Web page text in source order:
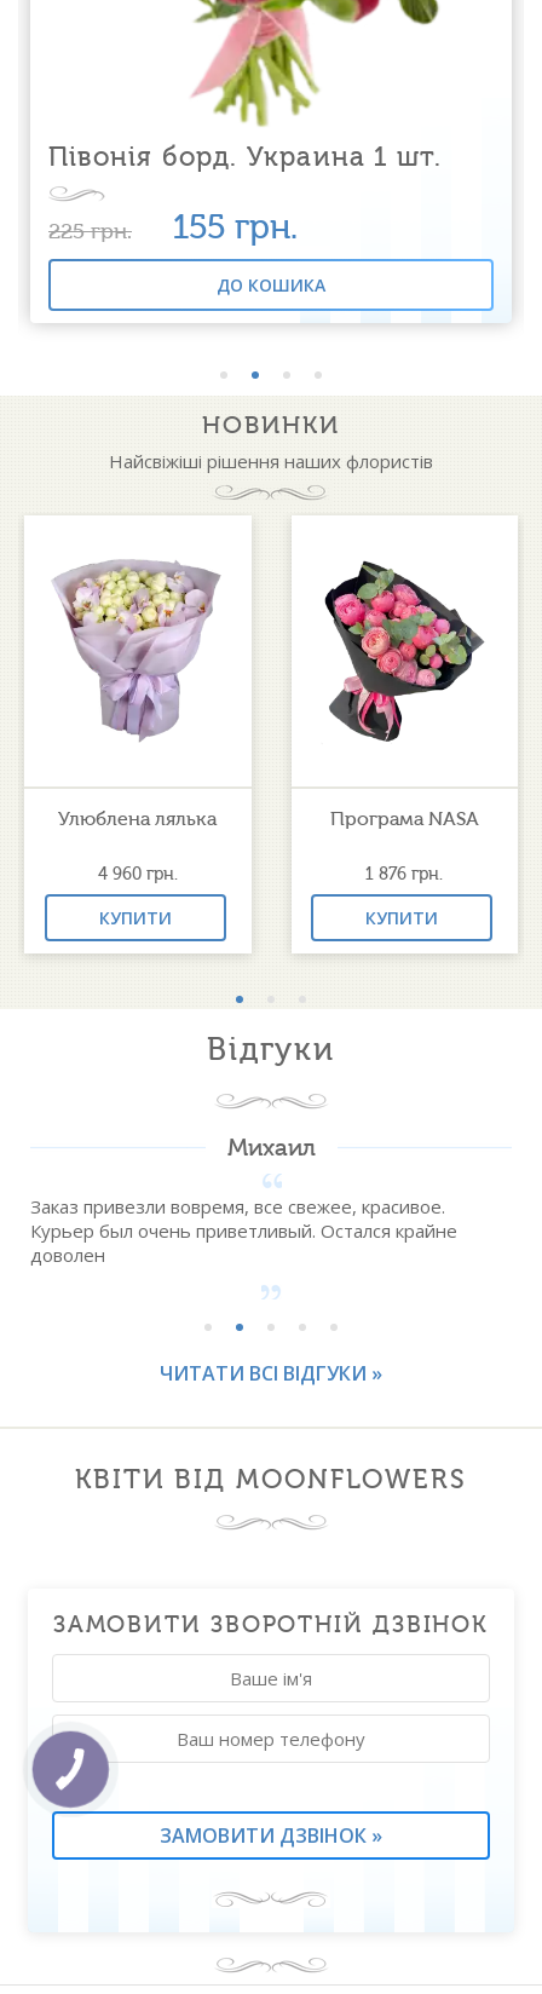
Півонія борд. Украина 1 шт.
225грн. 155 грн.
ДО КОШИКА
НОВИНКИ
Найсвіжіші рішення наших флористів
Улюблена лялька
4 960 грн.
КУПИТИ
Програма NASA
1 876грн.
КУПИТИ
Відгуки
Михаил
Заказ привезли вовремя, все свежее, красивое.
Курьер был очень приветливый. Остался крайне
доволен
ЧИТАТИ ВСІ ВІДГУКИ »
КВІТИ ВІД MOONFLOWERS
ЗАМОВИТИ ЗВОРОТНІЙ ДЗВІНОК